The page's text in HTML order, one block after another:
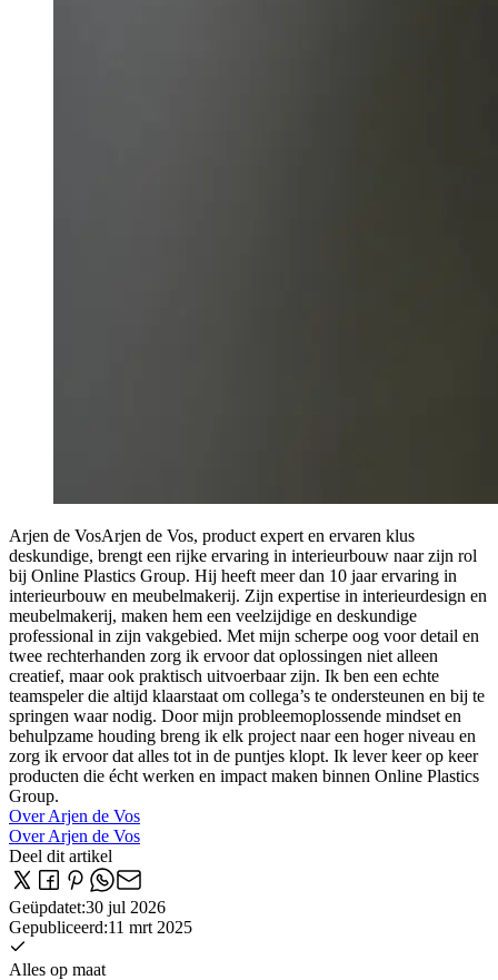
Arjen de VosArjen de Vos, product expert en ervaren klus
deskundige, brengt een rijke ervaring in interieurbouw naar zijn rol
bij Online Plastics Group. Hij heeft meer dan 10 jaar ervaring in
interieurbouw en meubelmakerij. Zijn expertise in interieurdesign en
meubelmakerij, maken hem een veelzijdige en deskundige
professional in zijn vakgebied. Met mijn scherpe oog voor detail en
twee rechterhanden zorg ik ervoor dat oplossingen niet alleen
creatief, maar ook praktisch uitvoerbaar zijn. Ik ben een echte
teamspeler die altijd klaarstaat om collega’s te ondersteunen en bij te
springen waar nodig. Door mijn probleemoplossende mindset en
behulpzame houding breng ik elk project naar een hoger niveau en
zorg ik ervoor dat alles tot in de puntjes klopt. Ik lever keer op keer
producten die écht werken en impact maken binnen Online Plastics
Group.
Over Arjen de Vos
Over Arjen de Vos
Deel dit artikel
Geüpdatet:30 jul 2026
Gepubliceerd:11 mrt 2025
Alles op maat